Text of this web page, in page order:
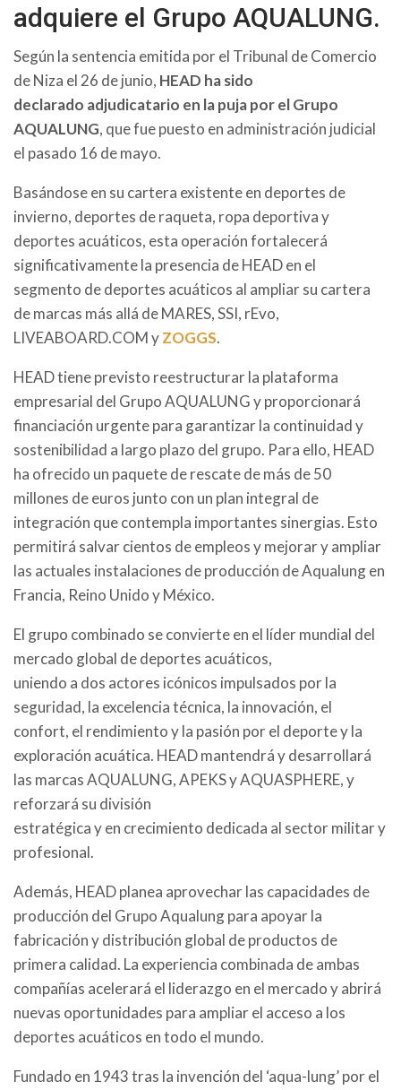
adquiere el Grupo AQUALUNG.
Según la sentencia emitida por el Tribunal de Comercio
de Niza el 26 de junio, HEAD ha sido
declarado adjudicatario en la puja por el Grupo
AQUALUNG, que fue puesto en administración judicial
el pasado 16 de mayo.
Basándose en su cartera existente en deportes de
invierno, deportes de raqueta, ropa deportiva y
deportes acuáticos, esta operación fortalecerá
significativamente la presencia de HEAD en el
segmento de deportes acuáticos al ampliar su cartera
de marcas más allá de MARES, SSI, rEvo,
LIVEABOARD.COM yZOGGS.
HEAD tiene previsto reestructurar la plataforma
empresarial del Grupo AQUALUNG y proporcionará
financiación urgente para garantizar la continuidad y
sostenibilidad a largo plazo del grupo. Para ello, HEAD
ha ofrecido un paquete de rescate de más de 50
millones de euros junto con un plan integral de
integración que contempla importantes sinergias. Esto
permitirá salvar cientos de empleos y mejorar y ampliar
las actuales instalaciones de producción de Aqualung en
Francia, Reino Unido y México.
El grupo combinado se convierte en el líder mundial del
mercado global de deportes acuáticos,
uniendo a dos actores icónicos impulsados por la
seguridad, la excelencia técnica, la innovación, el
confort, el rendimiento y la pasión por el deporte y la
exploración acuática. HEAD mantendrá y desarrollará
las marcas AQUALUNG, APEKS y AQUASPHERE, y
reforzará su división
estratégica y en crecimiento dedicada al sector militar y
profesional.
Además, HEAD planea aprovechar las capacidades de
producción del Grupo Aqualung para apoyar la
fabricación y distribución global de productos de
primera calidad. La experiencia combinada de ambas
compañías acelerará el liderazgo en el mercado y abrirá
nuevas oportunidades para ampliar el acceso a los
deportes acuáticos en todo el mundo.
Fundado en 1943 tras la invención del ‘aqua-lung’ por el